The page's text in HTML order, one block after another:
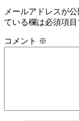
ゲ
シ
メールアドレスが
ている欄は必須項目
コメント ※